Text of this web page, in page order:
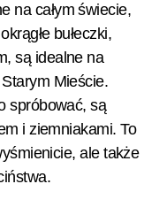
na całym świecie,
bułeczki,
są idealne na
Mieście.
spróbować, są
i ziemniakami. To
ale także